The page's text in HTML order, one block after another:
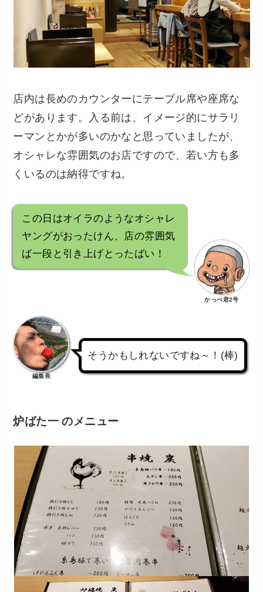
店内は長めのカウンターにテーブル席や座席な
どがあります。入る前は、イメージ的にサラリ
ーマンとかが多いのかなと思っていましたが、
オシャレな雰囲気のお店ですので、若い方も多
くいるのは納得ですね。
この日はオイラのようなオシャレ
ヤングがおったけん、店の雰囲気
ば一段と引き上げとったばい！
かっぺ君2号
編集長
そうかもしれないですね～！(棒)
炉ばた一 のメニュー